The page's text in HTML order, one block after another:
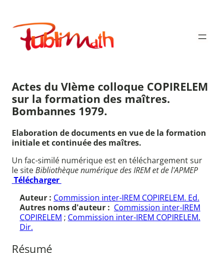
contenu
Publimath
Actes du VIème colloque COPIRELEM
sur la formation des maîtres.
Bombannes 1979.
Elaboration de documents en vue de la formation
initiale et continuée des maîtres.
Un fac-similé numérique est en téléchargement sur
le siteBibliothèque numérique des IREM et de l'APMEP
Télécharger
Auteur : Commission inter-IREM COPIRELEM. Ed.
Autres noms d'auteur : Commission inter-IREM
COPIRELEM ; Commission inter-IREM COPIRELEM.
Dir.
Résumé